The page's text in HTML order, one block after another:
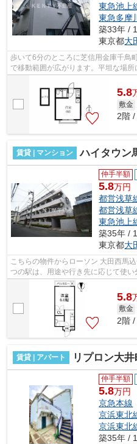
東急池上
東急多摩
築33年 /
東京都大
歩いて6分のところに芝信用金庫千鳥
で移動範囲が広がります。平坦な場所
です。こちらの物件はアパートです。
5.8
敷金
2階
賃貸 | マンション ハイタウン
仲手半額
5.8万円
都営浅草
都営浅草
東急池上
築35年 /
東京都大
こちらの物件からローソン 大田西馬
つの駅は、用途や行き先に応じて使
けに便利な、徒歩7分に駅のある物件で
5.8
敷金
2階
賃貸 | アパート リプロン大井
仲手半額
5.8万円
京急本線
京浜東北
京浜東北
築35年 /